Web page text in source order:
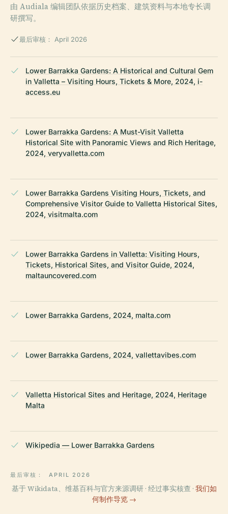
由 Audiala 编辑团队依据历史档案、建筑资料与本地专长调
研撰写。
最后审核： April 2026
Lower Barrakka Gardens: A Historical and Cultural Gem
in Valletta – Visiting Hours, Tickets & More, 2024, i-
access.eu
Lower Barrakka Gardens: A Must-Visit Valletta
Historical Site with Panoramic Views and Rich Heritage,
2024, veryvalletta.com
Lower Barrakka Gardens Visiting Hours, Tickets, and
Comprehensive Visitor Guide to Valletta Historical Sites,
2024, visitmalta.com
Lower Barrakka Gardens in Valletta: Visiting Hours,
Tickets, Historical Sites, and Visitor Guide, 2024,
maltauncovered.com
Lower Barrakka Gardens, 2024, malta.com
Lower Barrakka Gardens, 2024, vallettavibes.com
Valletta Historical Sites and Heritage, 2024, Heritage
Malta
Wikipedia — Lower Barrakka Gardens
最后审核： APRIL 2026
基于 Wikidata、维基百科与官方来源调研 · 经过事实核查 · 我们如
何制作导览 →